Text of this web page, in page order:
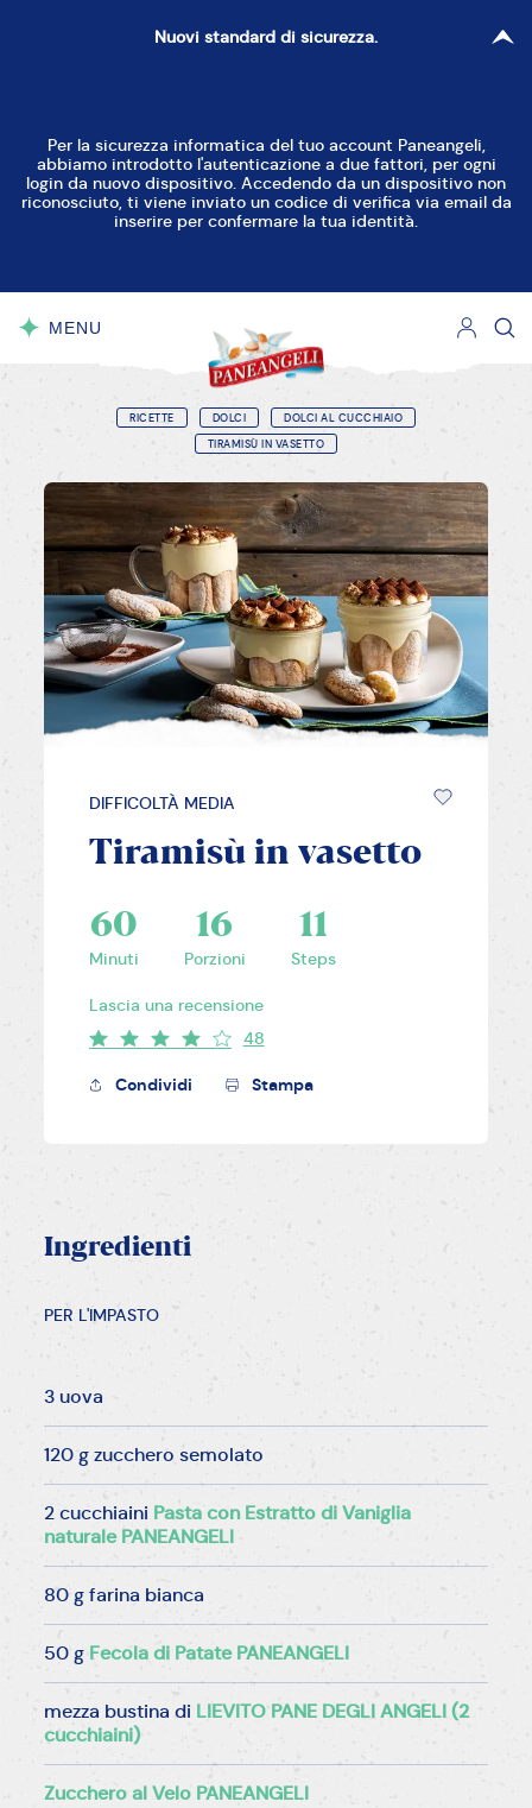
Nuovi standard di sicurezza.
Per la sicurezza informatica del tuo account Paneangeli,
abbiamo introdotto l'autenticazione a due fattori, per ogni
login da nuovo dispositivo. Accedendo da un dispositivo non
riconosciuto, ti viene inviato un codice di verifica via email da
inserire per confermare la tua identità.
MENU
RICETTE DOLCI
DOLCI AL CUCCHIAIO
TIRAMISÙ IN VASETTO
DIFFICOLTÀ MEDIA
Tiramisù in vasetto
60
Minuti
16
Porzioni
11
Steps
Lascia una recensione
48
Condividi Stampa
Ingredienti
PER L'IMPASTO
3 uova
120 g zucchero semolato
2 cucchiaini Pasta con Estratto di Vaniglia
naturale PANEANGELI
80 g farina bianca
50 g Fecola di Patate PANEANGELI
mezza bustina di LIEVITO PANE DEGLI ANGELI (2
cucchiaini)
Zucchero al Velo PANEANGELI